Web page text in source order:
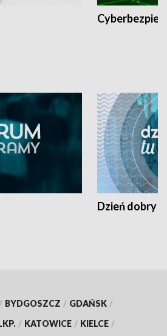
Dzień dobry
/ BYDGOSZCZ / GDAŃSK /
/ KATOWICE / KIELCE /